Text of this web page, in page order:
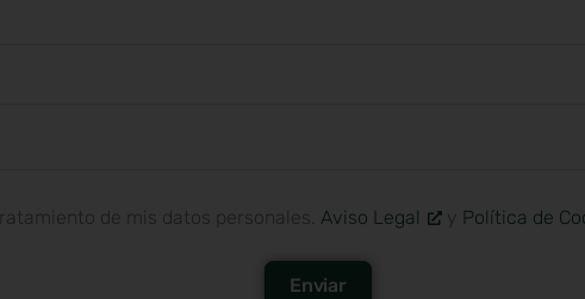
de mis datos personales.Aviso Legal y Política de
Enviar